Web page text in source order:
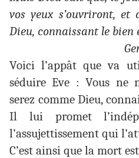
vos yeux s’ouvriront, et
Dieu, connaissant le bien
Genèse 3
Voici l’appât que va
séduire Eve : Vous ne
serez comme Dieu,
Il lui promet
l’assujettissement qui
C’est ainsi que la mort